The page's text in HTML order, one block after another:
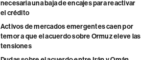
necesaria una baja de encajes para reactivar
el crédito
Activos de mercados emergentes caen por
temor a que el acuerdo sobre Ormuz eleve las
tensiones